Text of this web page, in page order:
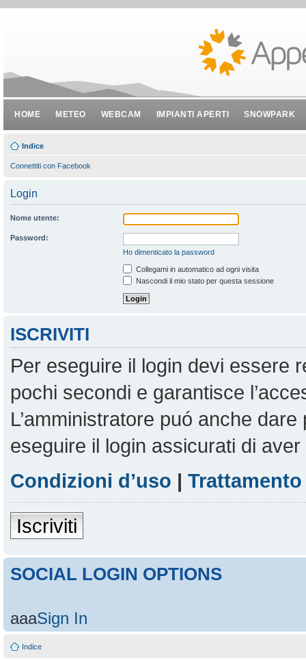
HOME METEO WEBCAM IMPIANTI APERTI SNOWPARK
Indice
Connettiti con Facebook
Login
Nome utente:
Password:
Ho dimenticato la password
Collegami in automatico ad ogni visita
Nascondi il mio stato per questa sessione
ISCRIVITI
Per eseguire il login devi essere
pochi secondi e garantisce
L’amministratore puó anche
eseguire il login assicurati di
Condizioni d’uso |
Iscriviti
SOCIAL LOGIN OPTIONS
aaaSign In
Indice